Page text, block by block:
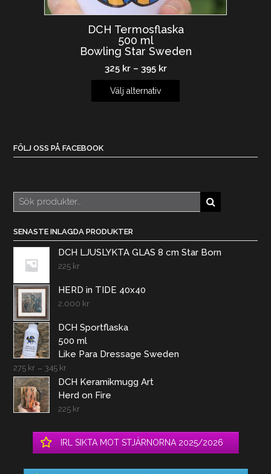
DCH Termosflaska
500 ml
Bowling Star Sweden
325 kr– 395 kr
Välj alternativ
FÖLJ OSS PÅ FACEBOOK
Sök
efter:
SENASTE INLAGDA PRODUKTER
DCH LJUSLYKTA GLAS 8 cm Star Born
225 kr
HERD in TIDE 40x40
2.000 kr
DCH Sportflaska
500 ml
Like Para Dressage Sweden
275 kr – 345 kr
DCH Keramikmugg Art
Herd on Fire
225 kr
IRL SIKTA MOT STJÄRNORNA 2025/2026